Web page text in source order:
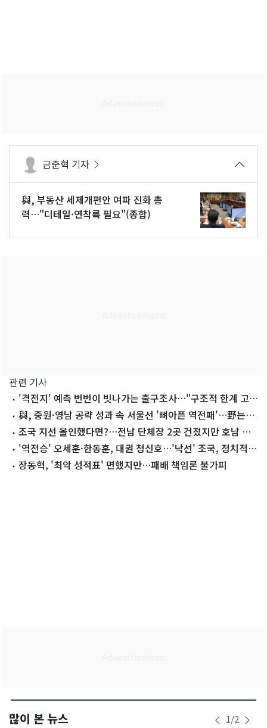
금준혁 기자
與, 부동산 세제개편안 여파 진화 총
력…"디테일·연착륙 필요"(종합)
관련 기사
'격전지' 예측 번번이 빗나가는 출구조사…"구조적 한계 고민
할 때"
與, 중원·영남 공략 성과 속 서울선 '뼈아픈 역전패'…野는
마지노선 수성
조국 지선 올인했다면?…전남 단체장 2곳 건졌지만 호남 곳
곳 석패
'역전승' 오세훈·한동훈, 대권 청신호…'낙선' 조국, 정치적
타격 불가피
장동혁, '최악 성적표' 면했지만…패배 책임론 불가피
많이 본 뉴스 1/2